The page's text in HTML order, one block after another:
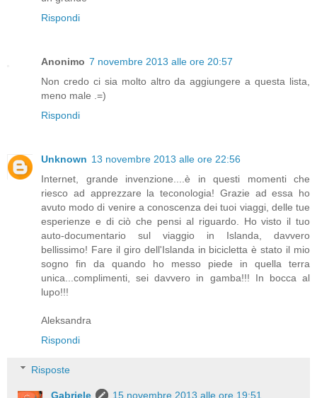
Rispondi
Anonimo 7 novembre 2013 alle ore 20:57
Non credo ci sia molto altro da aggiungere a questa lista,
meno male .=)
Rispondi
Unknown 13 novembre 2013 alle ore 22:56
Internet, grande invenzione....è in questi momenti che
riesco ad apprezzare la teconologia! Grazie ad essa ho
avuto modo di venire a conoscenza dei tuoi viaggi, delle tue
esperienze e di ciò che pensi al riguardo. Ho visto il tuo
auto-documentario sul viaggio in Islanda, davvero
bellissimo! Fare il giro dell'Islanda in bicicletta è stato il mio
sogno fin da quando ho messo piede in quella terra
unica...complimenti, sei davvero in gamba!!! In bocca al
lupo!!!
Aleksandra
Rispondi
Risposte
Gabriele
15 novembre 2013 alle ore 19:51